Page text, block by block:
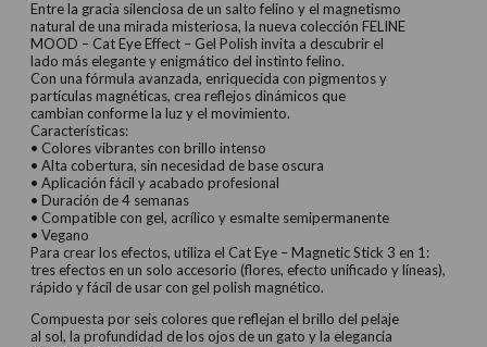
original
era:
43,68 €.
actual
es:
34,94 €.
Entre la gracia silenciosa de un salto felino y el magnetismo
natural de una mirada misteriosa, la nueva colección FELINE
MOOD – Cat Eye Effect – Gel Polish invita a descubrir el
lado más elegante y enigmático del instinto felino.
Con una fórmula avanzada, enriquecida con pigmentos y
partículas magnéticas, crea reflejos dinámicos que
cambian conforme la luz y el movimiento.
Características:
• Colores vibrantes con brillo intenso
• Alta cobertura, sin necesidad de base oscura
• Aplicación fácil y acabado profesional
• Duración de 4 semanas
• Compatible con gel, acrílico y esmalte semipermanente
• Vegano
Para crear los efectos, utiliza el Cat Eye – Magnetic Stick 3 en 1:
tres efectos en un solo accesorio (flores, efecto unificado y líneas),
rápido y fácil de usar con gel polish magnético.
Compuesta por seis colores que reflejan el brillo del pelaje
al sol, la profundidad de los ojos de un gato y la elegancia